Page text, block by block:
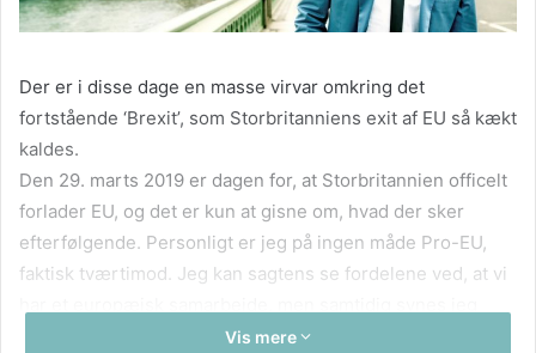
Der er i disse dage en masse virvar omkring det
fortstående ‘Brexit’, som Storbritanniens exit af EU så kækt
kaldes.
Den 29. marts 2019 er dagen for, at Storbritannien officelt
forlader EU, og det er kun at gisne om, hvad der sker
efterfølgende. Personligt er jeg på ingen måde Pro-EU,
faktisk tværtimod. Jeg kan sagtens se fordelene ved, at vi
dels ikke om åbne grænser, set ud fra at det gør det
Vis mere